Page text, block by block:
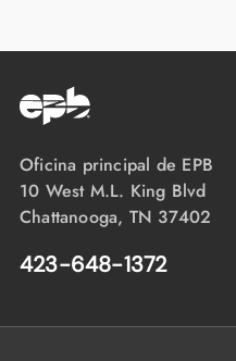
Oficina principal de EPB
10 West M.L. King Blvd
Chattanooga, TN 37402
423-648-1372